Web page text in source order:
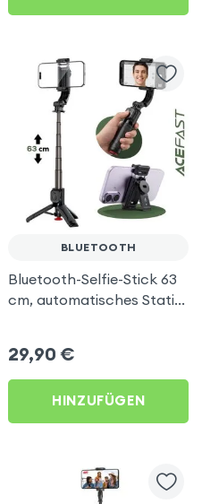
BLUETOOTH
Bluetooth-Selfie-Stick 63
cm, automatisches Stativ
29,90 €
HINZUFÜGEN